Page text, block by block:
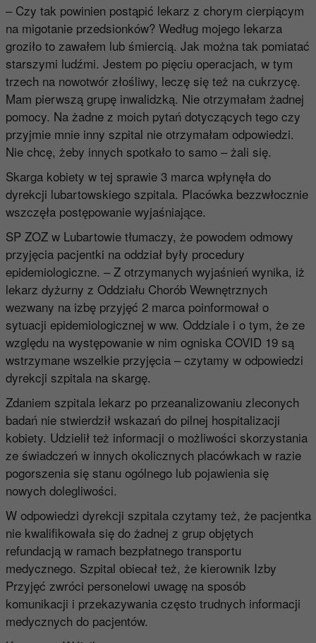
– Czy tak powinien postąpić lekarz z chorym cierpiącym
na migotanie przedsionków? Według mojego lekarza
groziło to zawałem lub śmiercią. Jak można tak pomiatać
starszymi ludźmi. Jestem po pięciu operacjach, w tym
trzech na nowotwór złośliwy, leczę się też na cukrzycę.
Mam pierwszą grupę inwalidzką. Nie otrzymałam żadnej
pomocy. Na żadne z moich pytań dotyczących tego czy
przyjmie mnie inny szpital nie otrzymałam odpowiedzi.
Nie chcę, żeby innych spotkało to samo – żali się.
Skarga kobiety w tej sprawie 3 marca wpłynęła do
dyrekcji lubartowskiego szpitala. Placówka bezzwłocznie
wszczęła postępowanie wyjaśniające.
SP ZOZ w Lubartowie tłumaczy, że powodem odmowy
przyjęcia pacjentki na oddział były procedury
epidemiologiczne. – Z otrzymanych wyjaśnień wynika, iż
lekarz dyżurny z Oddziału Chorób Wewnętrznych
wezwany na izbę przyjęć 2 marca poinformował o
sytuacji epidemiologicznej w ww. Oddziale i o tym, że ze
względu na występowanie w nim ogniska COVID 19 są
wstrzymane wszelkie przyjęcia – czytamy w odpowiedzi
dyrekcji szpitala na skargę.
Zdaniem szpitala lekarz po przeanalizowaniu zleconych
badań nie stwierdził wskazań do pilnej hospitalizacji
kobiety. Udzielił też informacji o możliwości skorzystania
ze świadczeń w innych okolicznych placówkach w razie
pogorszenia się stanu ogólnego lub pojawienia się
nowych dolegliwości.
W odpowiedzi dyrekcji szpitala czytamy też, że pacjentka
nie kwalifikowała się do żadnej z grup objętych
refundacją w ramach bezpłatnego transportu
medycznego. Szpital obiecał też, że kierownik Izby
Przyjęć zwróci personelowi uwagę na sposób
komunikacji i przekazywania często trudnych informacji
medycznych do pacjentów.